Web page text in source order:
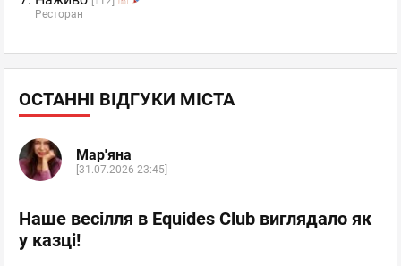
Ресторан
ОСТАННІ ВІДГУКИ МІСТА
Мар'яна
[31.07.2026 23:45]
Наше весілля в Equides Club виглядало як
у казці!